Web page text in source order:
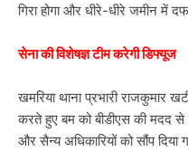
गिरा होगा और धीरे-धीरे जमीन में
सेना की विशेषज्ञ टीम करेगी डिफ्यूज
खमरिया थाना प्रभारी राजकुमार
करते हुए बम को बीडीएस की मदद
और सैन्य अधिकारियों को सौंप दिया